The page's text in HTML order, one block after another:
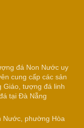
đá Non Nước uy
cung cấp các sản
Giáo, tượng đá linh
tại Đà Nẵng
Nước, phường Hòa